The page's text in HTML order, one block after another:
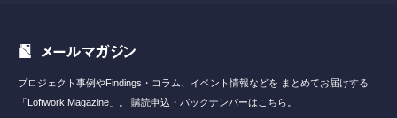
メールマガジン
プロジェクト事例やFindings・コラム、イベント情報などを まとめてお届けする
「Loftwork Magazine」。
購読申込・バックナンバーはこちら。